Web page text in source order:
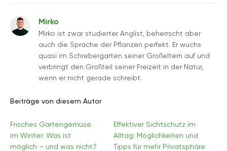
Mirko
Mirko ist zwar studierter Anglist, beherrscht aber
auch die Sprache der Pflanzen perfekt. Er wuchs
quasi im Schrebergarten seiner Großeltern auf und
verbringt den Großteil seiner Freizeit in der Natur,
wenn er nicht gerade schreibt.
Beiträge von diesem Autor
Frisches Gartengemüse
im Winter: Was ist
möglich – und was nicht?
Effektiver Sichtschutz im
Alltag: Möglichkeiten und
Tipps für mehr Privatsphäre